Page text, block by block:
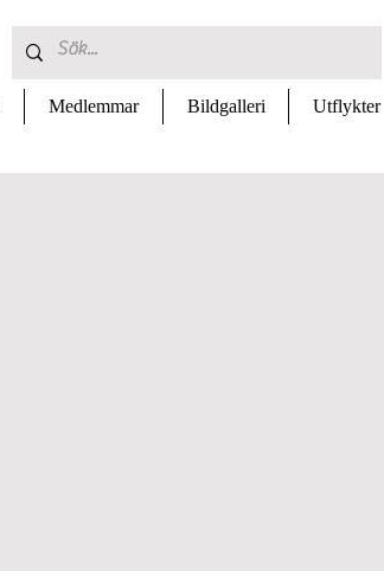
Medlemmar Bildgalleri Utflykter